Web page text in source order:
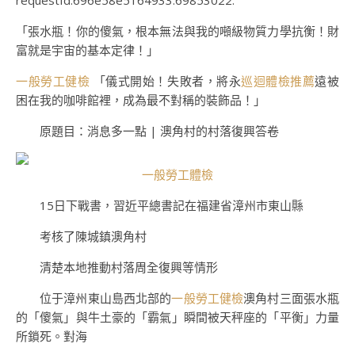
「張水瓶！你的傻氣，根本無法與我的噸級物質力學抗衡！財
富就是宇宙的基本定律！」
一般勞工健檢 「儀式開始！失敗者，將永巡迴體檢推薦遠被
困在我的咖啡館裡，成為最不對稱的裝飾品！」
原題目：消息多一點 | 澳角村的村落復興答卷
一般勞工體檢
15日下戰書，習近平總書記在福建省漳州市東山縣
考核了陳城鎮澳角村
清楚本地推動村落周全復興等情形
位于漳州東山島西北部的一般勞工健檢澳角村三面張水瓶
的「傻氣」與牛土豪的「霸氣」瞬間被天秤座的「平衡」力量
所鎖死。對海